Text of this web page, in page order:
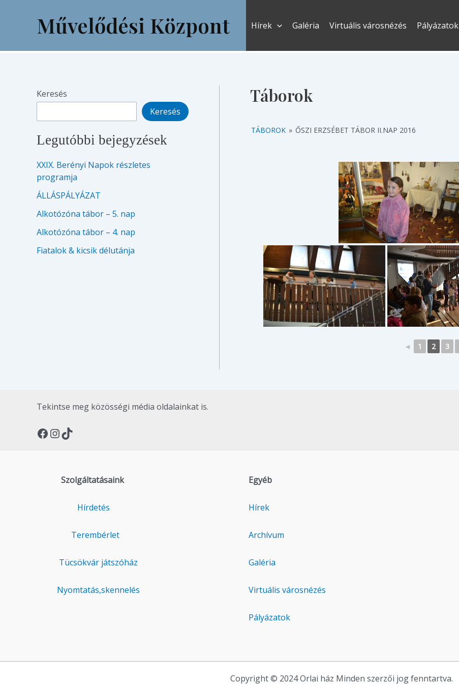
Művelődési Központ Hírek Galéria Virtuális városnézés Pályázatok
Keresés
Keresés
Legutóbbi bejegyzések
XXIX. Berényi Napok részletes
programja
ÁLLÁSPÁLYÁZAT
Alkotózóna tábor – 5. nap
Alkotózóna tábor – 4. nap
Fiatalok & kicsik délutánja
Táborok
TÁBOROK » ŐSZI ERZSÉBET TÁBOR II.NAP 2016
◄ 1 2 3
Tekintse meg közösségi média oldalainkat is.
Szolgáltatásaink
Hírdetés
Terembérlet
Tücsökvár játszóház
Nyomtatás,skennelés
Egyéb
Hírek
Archívum
Galéria
Virtuális városnézés
Pályázatok
Copyright © 2024 Orlai ház Minden szerzői jog fenntartva.